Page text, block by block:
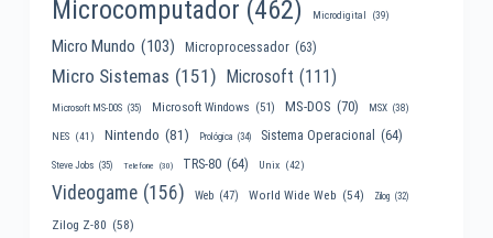
Microcomputador (462) Microdigital (39)
Micro Mundo (103) Microprocessador (63)
Micro Sistemas (151) Microsoft (111)
Microsoft MS-DOS (35) Microsoft Windows (51) MS-DOS (70) MSX (38)
NES (41) Nintendo (81) Prológica (34) Sistema Operacional (64)
Steve Jobs (35) Telefone (30) TRS-80 (64) Unix (42)
Videogame (156) Web (47) World Wide Web (54) Zilog (32)
Zilog Z-80 (58)